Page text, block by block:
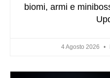
biomi, armi e
4 Agosto 2026